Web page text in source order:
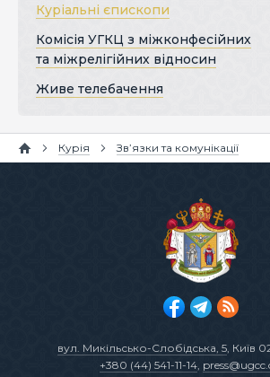
Куріальні єпископи
Комісія УГКЦ з міжконфесійних
та міжрелігійних відносин
Живе телебачення
Курія Зв’язки та комунікації
вул. Микільсько-Слобідська, 5, Київ
+380 (44) 541-11-14,